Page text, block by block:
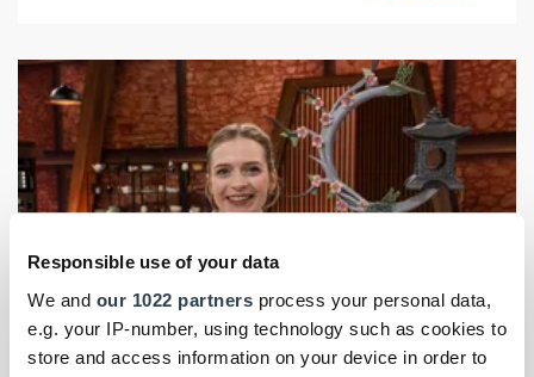
Responsible use of your data
We and our 1022 partners process your personal data,
e.g. your IP-number, using technology such as cookies to
store and access information on your device in order to